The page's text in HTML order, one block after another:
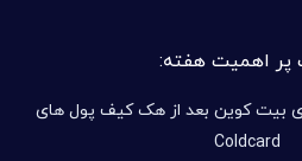
پر اهمیت هفته:
دلاری بیت کوین بعد از هک کیف پول های
Coldcard